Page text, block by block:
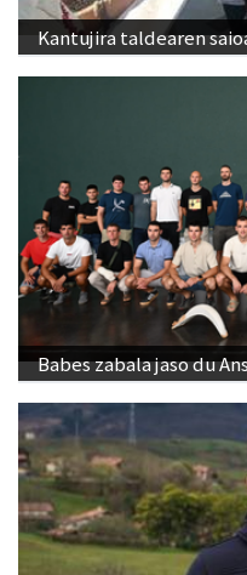
Kantujira taldearen
Babes zabala jaso du